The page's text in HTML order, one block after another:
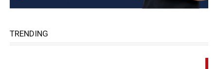
TRENDING